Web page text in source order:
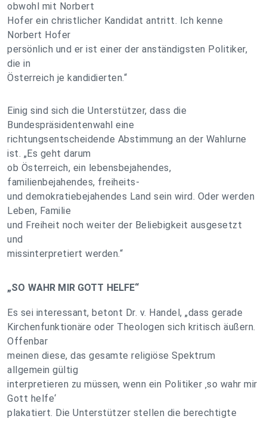
obwohl mit Norbert
Hofer ein christlicher Kandidat antritt. Ich kenne
Norbert Hofer
persönlich und er ist einer der anständigsten Politiker,
die in
Österreich je kandidierten.“
Einig sind sich die Unterstützer, dass die
Bundespräsidentenwahl eine
richtungsentscheidende Abstimmung an der Wahlurne
ist. „Es geht darum
ob Österreich, ein lebensbejahendes,
familienbejahendes, freiheits-
und demokratiebejahendes Land sein wird. Oder werden
Leben, Familie
und Freiheit noch weiter der Beliebigkeit ausgesetzt
und
missinterpretiert werden.“
„SO WAHR MIR GOTT HELFE“
Es sei interessant, betont Dr. v. Handel, „dass gerade
Kirchenfunktionäre oder Theologen sich kritisch äußern.
Offenbar
meinen diese, das gesamte religiöse Spektrum
allgemein gültig
interpretieren zu müssen, wenn ein Politiker ‚so wahr mir
Gott helfe‘
plakatiert. Die Unterstützer stellen die berechtigte